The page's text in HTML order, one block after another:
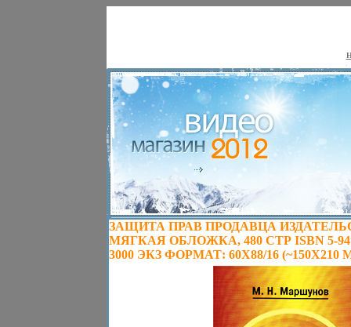
ЗАЩИТА ПРАВ ПРОДАВЦА
МЯГКАЯ ОБЛОЖКА, 480 СТР ISBN 5-
3000 ЭКЗ ФОРМАТ: 60X88/16